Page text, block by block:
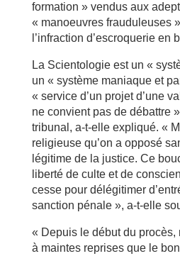
formation » vendus aux
« manoeuvres frauduleuses
l’infraction d’escroquerie en
La Scientologie est un «
un « système maniaque et
« service d’un projet d’une
ne convient pas de débattre
tribunal, a-t-elle expliqué. «
religieuse qu’on a opposé
légitime de la justice. Ce
liberté de culte et de
cesse pour délégitimer
sanction pénale », a-t-elle
« Depuis le début du procès,
à maintes reprises que le